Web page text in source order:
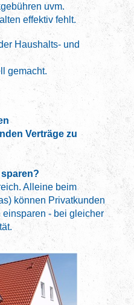
uvm.
effektiv fehlt.
Haushalts- und
gemacht.
Verträge zu
Alleine beim
können Privatkunden
einsparen - bei gleicher